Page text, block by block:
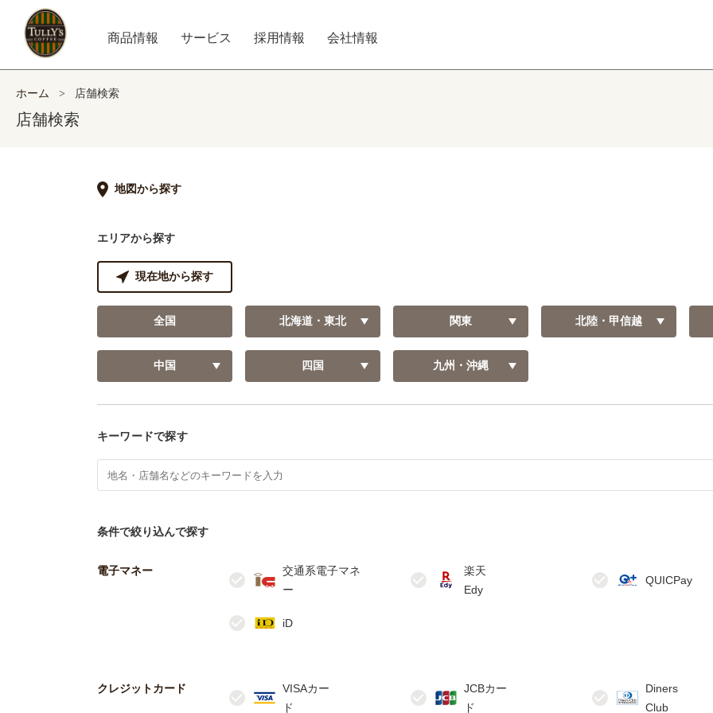
商品情報 サービス 採用情報 会社情報
ホーム > 店舗検索
店舗検索
地図から探す
エリアから探す
現在地から探す
全国 北海道・東北 関東 北陸・甲信越
中国 四国 九州・沖縄
キーワードで探す
条件で絞り込んで探す
電子マネー
交通系電子マネ
楽天
Edy
QUICPay
iD
クレジットカード
VISAカー
JCBカー
Diners
Club